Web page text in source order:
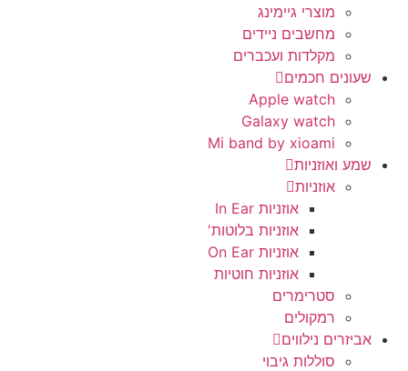
מוצרי גיימינג
מחשבים ניידים
מקלדות ועכברים
שעונים חכמים
Apple watch
Galaxy watch
Mi band by xioami
שמע ואוזניות
אוזניות
אוזניות In Ear
אוזניות בלוטות'
אוזניות On Ear
אוזניות חוטיות
סטרימרים
רמקולים
אביזרים נילווים
סוללות גיבוי